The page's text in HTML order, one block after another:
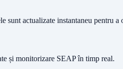
sunt actualizate instantaneu pentru
și monitorizare SEAP în timp real.